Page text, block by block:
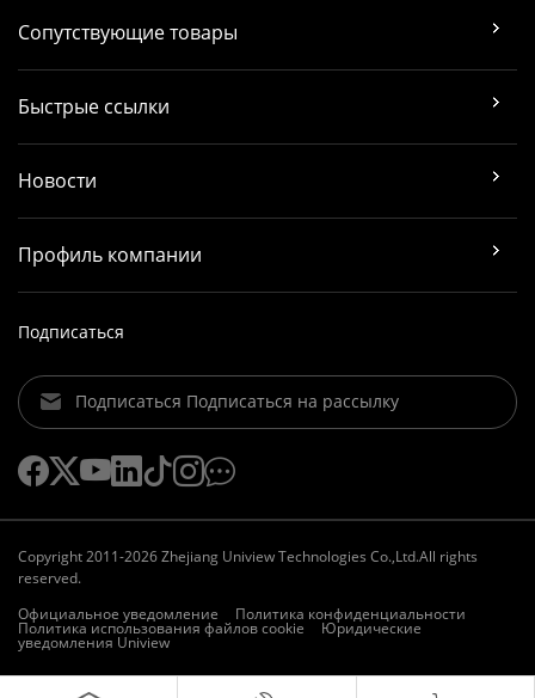
Сопутствующие товары
Быстрые ссылки
Новости
Профиль компании
Подписаться
Подписаться Подписаться на рассылку
Copyright 2011-2026 Zhejiang Uniview Technologies Co.,Ltd.All rights
reserved.
Официальное уведомление
Политика конфиденциальности
Политика использования файлов cookie Юридические
уведомления Uniview